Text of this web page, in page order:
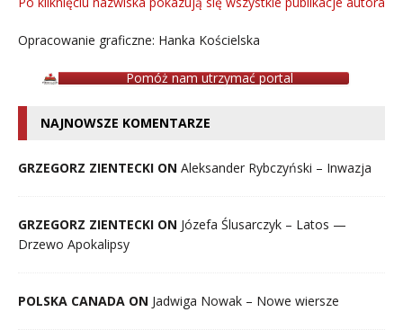
Opracowanie graficzne: Hanka Kościelska
Pomóż nam utrzymać portal
NAJNOWSZE KOMENTARZE
GRZEGORZ ZIENTECKI ON Aleksander Rybczyński – Inwazja
GRZEGORZ ZIENTECKI ON Józefa Ślusarczyk – Latos —
Drzewo Apokalipsy
POLSKA CANADA ON Jadwiga Nowak – Nowe wiersze